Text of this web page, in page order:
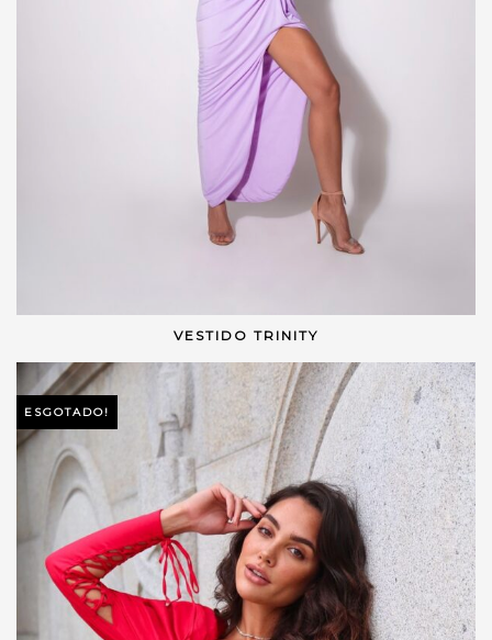
VER OPÇÕES
VESTIDO TRINITY
ESGOTADO!